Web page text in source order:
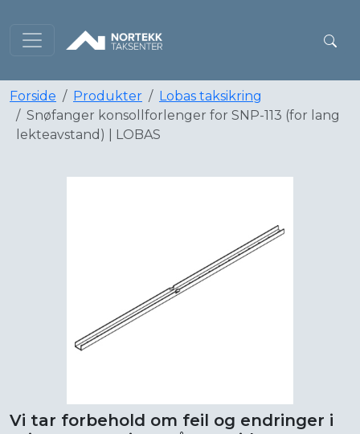
Forside Produkter
Lobas taksikring
Snøfanger konsollforlenger for SNP-113 (for lang
lekteavstand) | LOBAS
Vi tar forbehold om feil og endringer i